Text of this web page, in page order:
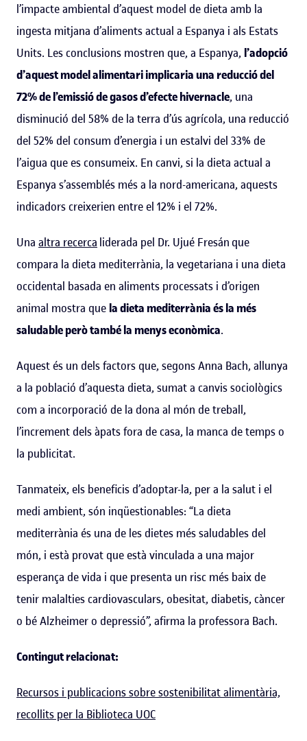
l’impacte ambiental d’aquest model de dieta amb la
ingesta mitjana d’aliments actual a Espanya i als Estats
Units. Les conclusions mostren que, a Espanya, l’adopció
d’aquest model alimentari implicaria una reducció del
72% de l’emissió de gasos d’efecte hivernacle, una
disminució del 58% de la terra d’ús agrícola, una reducció
del 52% del consum d’energia i un estalvi del 33% de
l’aigua que es consumeix. En canvi, si la dieta actual a
Espanya s’assemblés més a la nord-americana, aquests
indicadors creixerien entre el 12% i el 72%.
Una altra recerca liderada pel Dr. Ujué Fresán que
compara la dieta mediterrània, la vegetariana i una dieta
occidental basada en aliments processats i d’origen
animal mostra que la dieta mediterrània és la més
saludable però també la menys econòmica.
Aquest és un dels factors que, segons Anna Bach, allunya
a la població d’aquesta dieta, sumat a canvis sociològics
com a incorporació de la dona al món de treball,
l’increment dels àpats fora de casa, la manca de temps o
la publicitat.
Tanmateix, els beneficis d’adoptar-la, per a la salut i el
medi ambient, són inqüestionables: “La dieta
mediterrània és una de les dietes més saludables del
món, i està provat que està vinculada a una major
esperança de vida i que presenta un risc més baix de
tenir malalties cardiovasculars, obesitat, diabetis, càncer
o bé Alzheimer o depressió”, afirma la professora Bach.
Contingut relacionat:
Recursos i publicacions sobre sostenibilitat alimentària,
recollits per la Biblioteca UOC